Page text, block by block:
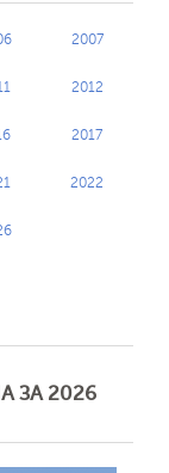
2007
2012
2017
2022
ЗА 2026